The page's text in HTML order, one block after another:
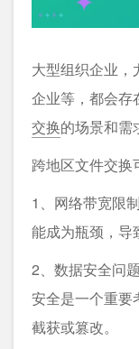
大型组织企业，
企业等，都会存
交换的场景和需
跨地区文件交换
1、网络带宽限
能成为瓶颈，导
2、数据安全问
安全是一个重要
截获或篡改。